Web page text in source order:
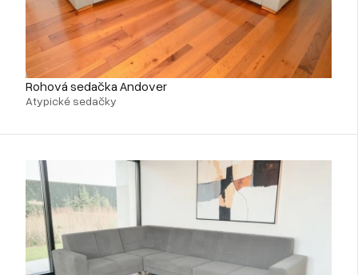
Rohová sedačka Andover
Atypické sedačky